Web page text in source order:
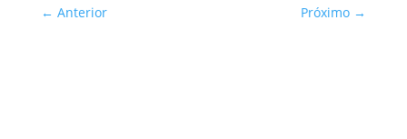
← Anterior Próximo →